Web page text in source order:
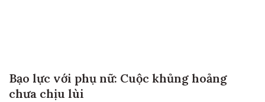
Bạo lực với phụ nữ: Cuộc khủng hoảng
chưa chịu lùi